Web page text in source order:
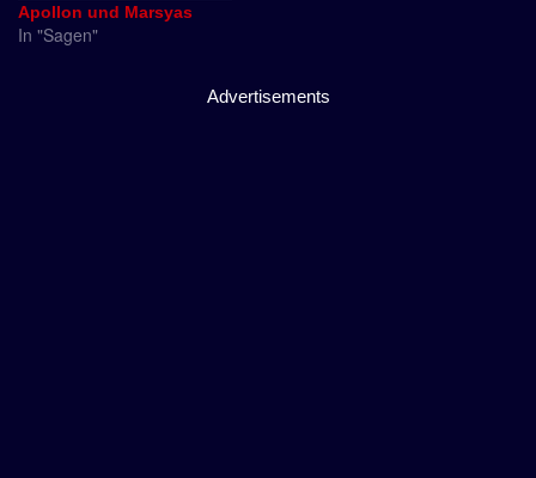
Apollon und Marsyas
In "Sagen"
Advertisements